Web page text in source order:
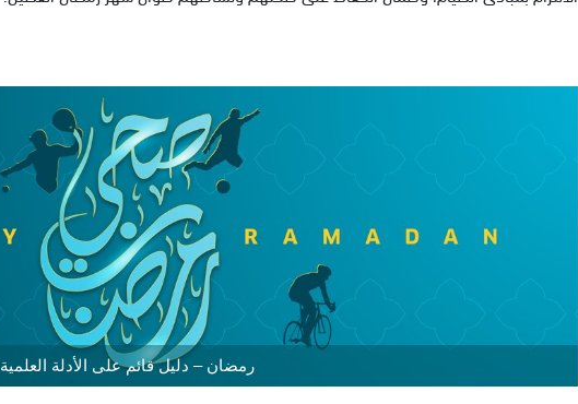
رمضان – دليل قائم على الأدلة العلمية